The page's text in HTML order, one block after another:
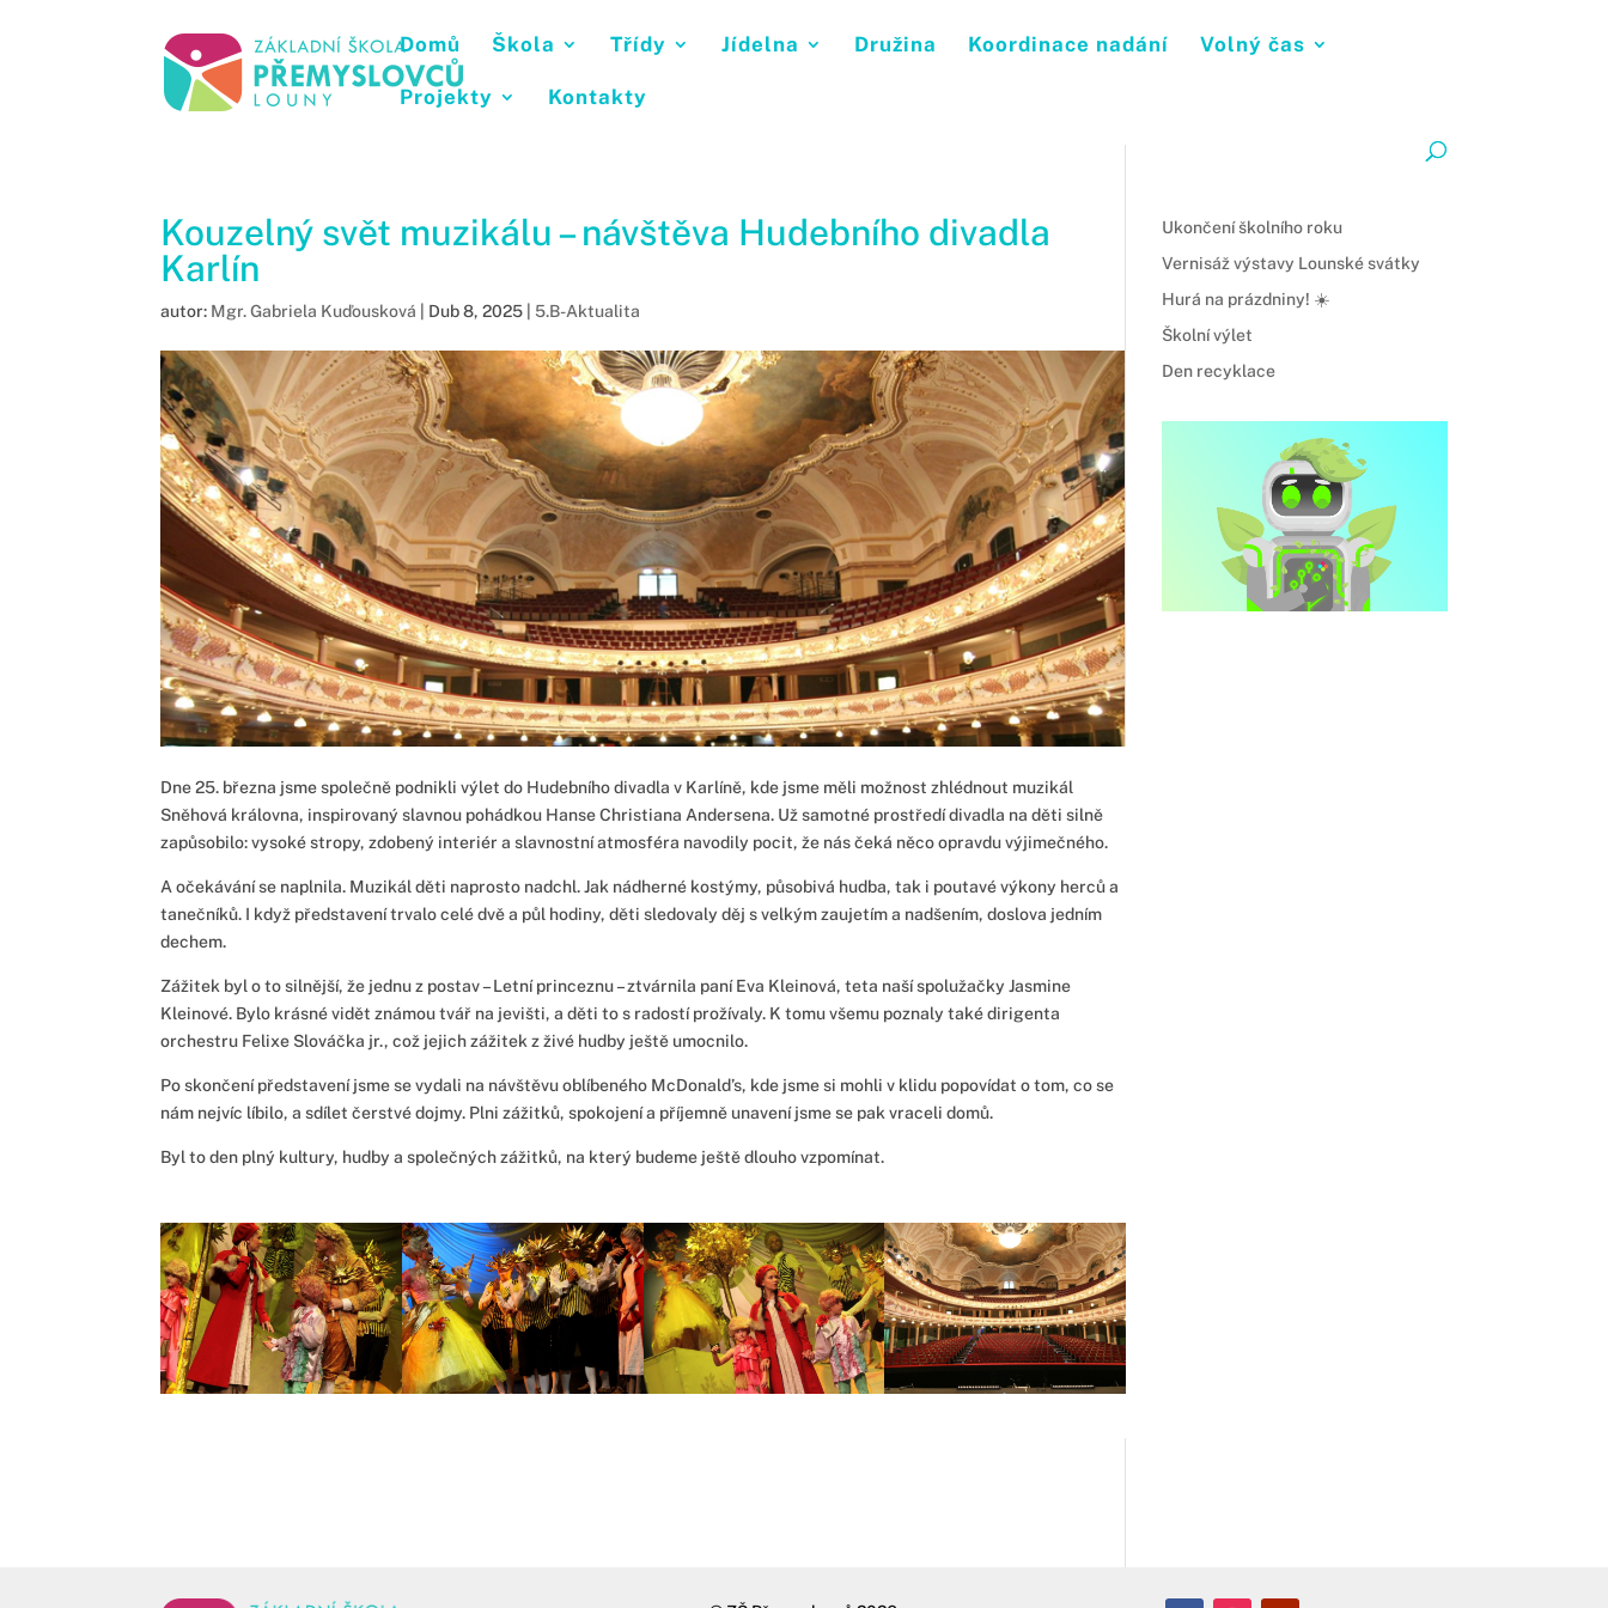
Domů Škola Třídy Jídelna Družina Koordinace nadání Volný čas
Projekty Kontakty
Kouzelný svět muzikálu – návštěva Hudebního divadla
Karlín
autor: Mgr. Gabriela Kuďousková Dub 8, 2025 5.B-Aktualita
Dne 25. března jsme společně podnikli výlet do Hudebního divadla v Karlíně, kde jsme měli možnost zhlédnout muzikál
Sněhová královna, inspirovaný slavnou pohádkou Hanse Christiana Andersena. Už samotné prostředí divadla na děti silně
zapůsobilo: vysoké stropy, zdobený interiér a slavnostní atmosféra navodily pocit, že nás čeká něco opravdu výjimečného.
A očekávání se naplnila. Muzikál děti naprosto nadchl. Jak nádherné kostýmy, působivá hudba, tak i poutavé výkony herců a
tanečníků. I když představení trvalo celé dvě a půl hodiny, děti sledovaly děj s velkým zaujetím a nadšením, doslova jedním
dechem.
Zážitek byl o to silnější, že jednu z postav – Letní princeznu – ztvárnila paní Eva Kleinová, teta naší spolužačky Jasmine
Kleinové. Bylo krásné vidět známou tvář na jevišti, a děti to s radostí prožívaly. K tomu všemu poznaly také dirigenta
orchestru Felixe Slováčka jr., což jejich zážitek z živé hudby ještě umocnilo.
Po skončení představení jsme se vydali na návštěvu oblíbeného McDonald’s, kde jsme si mohli v klidu popovídat o tom, co se
nám nejvíc líbilo, a sdílet čerstvé dojmy. Plni zážitků, spokojení a příjemně unavení jsme se pak vraceli domů.
Byl to den plný kultury, hudby a společných zážitků, na který budeme ještě dlouho vzpomínat.
Ukončení školního roku
Vernisáž výstavy Lounské svátky
Hurá na prázdniny! ☀️
Školní výlet
Den recyklace